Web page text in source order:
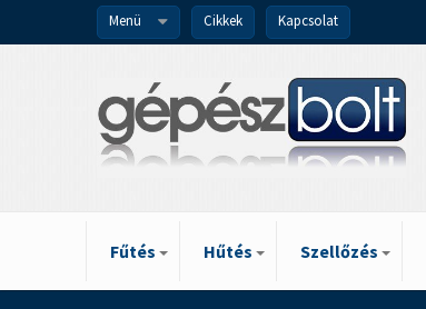
Menü Cikkek Kapcsolat
Fűtés Hűtés Szellőzés